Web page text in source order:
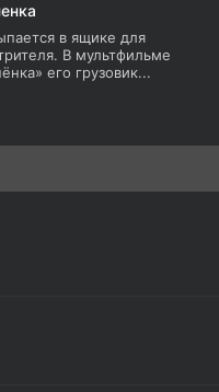
в ящике для
В мультфильме
его грузовик...